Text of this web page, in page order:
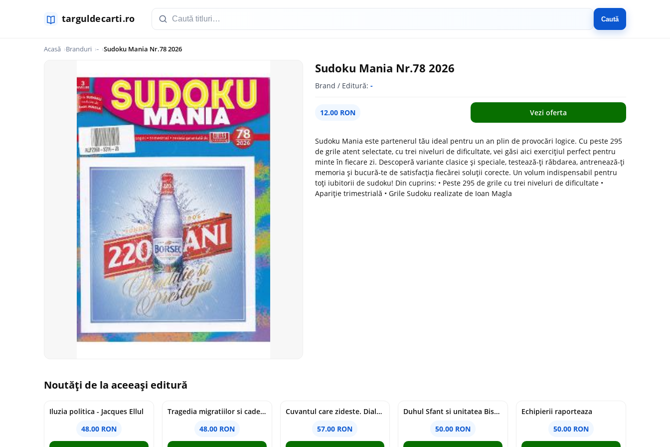
Caută
Acasă Branduri - Sudoku Mania Nr.78 2026
Sudoku Mania Nr.78 2026
Brand / Editură: -
12.00 RON Vezi oferta
Sudoku Mania este partenerul tău ideal pentru un an plin de provocări logice. Cu peste 295
de grile atent selectate, cu trei niveluri de dificultate, vei găsi aici exercițiul perfect pentru
minte în fiecare zi. Descoperă variante clasice și speciale, testează-ți răbdarea, antrenează-ți
memoria și bucură-te de satisfacția fiecărei soluții corecte. Un volum indispensabil pentru
toți iubitorii de sudoku! Din cuprins: • Peste 295 de grile cu trei niveluri de dificultate •
Apariție trimestrială • Grile Sudoku realizate de Ioan Magla
Noutăți de la aceeași editură
Iluzia politica - Jacques Ellul
48.00 RON
Tragedia migratiilor si caderea imperiilor. Sfantul Augustin si noi - Chantal Delsol
48.00 RON
Cuvantul care zideste. Dialoguri - Vartan Arachelian
57.00 RON
Duhul Sfant si unitatea Bisericii. Jurnal de Conciliu - Andre Scrima
50.00 RON
Echipierii raporteaza
50.00 RON